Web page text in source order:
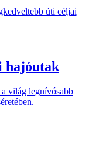
úti céljai
hajóutak
világ legnívósabb